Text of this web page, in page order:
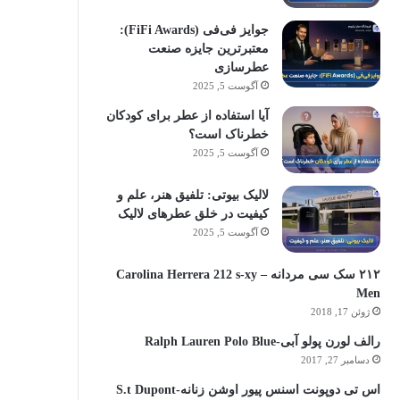
جوایز فی‌فی (FiFi Awards):
معتبرترین جایزه صنعت
عطرسازی
آگوست 5, 2025
آیا استفاده از عطر برای کودکان
خطرناک است؟
آگوست 5, 2025
لالیک بیوتی: تلفیق هنر، علم و
کیفیت در خلق عطرهای لالیک
آگوست 5, 2025
۲۱۲ سک سی مردانه – Carolina Herrera 212 s-xy
Men
ژوئن 17, 2018
رالف لورن پولو آبی-Ralph Lauren Polo Blue
دسامبر 27, 2017
اس تی دوپونت اسنس پیور اوشن زنانه-S.t Dupont